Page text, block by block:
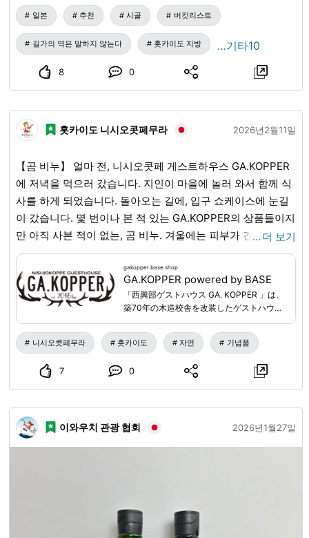
게 완성되었습니다! 그리고 주목 포인트🐟 재활용 가방의
「타라마루」 일러스트는, 현재 키다 킨지로 미술관에서 개최
중인 「고향 어린이 미술전」에서 키다 킨지로 상을 수상하신
없겠죠!🎉 도로휴게소에 오시면 꼭 한번 들어서 확인해 보세
일본 추천 시골 버킷리스트
길가의 역은 말하지 않는다 홋카이도 지방 …기타10
8 0
홋카이도 니시오콧페무라 2026년2월11일
【곰 비누】 얼마 전, 니시오콧페 게스트하우스 GA.KOPPER
에 저녁을 먹으러 갔습니다. 지인이 마을에 놀러 와서 함께 식
사를 하게 되었습니다. 돌아오는 길에, 입구 쇼케이스에 눈길
이 갔습니다. 몇 번이나 본 적 있는 GA.KOPPER의 상품들이지
만 아직 사본 적이 없는, 곰 비누. 겨울에는 피부가 건조하고,
특히 손등이나 손가락 끝의 가려움이 신경 쓰였기 때문에 피
부 거침을 막는 효과가 있다고 해서, 비누를 구입해 보았습니
다. - 이 비누는, 니시오콧페무라에 서식하는 불곰의 기름과
시모카와초산 전나무 잎 오일, 다키노에조산 박하유 등을 배
합하여 만들어진 것입니다. 사냥꾼인 게스트하우스 오너 아사
노 씨가 직접 잡은 곰의 기름이 사용되고 있습니다. 곰이나 사
슴은 농작물, 삼림에 피해를 주는 등의 이유로 유해 야생 동물
로 여겨지지만, 시각을 바꾸면, 짐승들은 니시오콧페무라에게
있어서의 자원이기도 합니다. 가공의 어려움은 있지만 (시간
도 품도, 엄청나게 걸립니다) 모피, 고기, 기름, 뿔… 다양한 부
위가 유효 활용될 수 있습니다. 그중에서도 곰 기름은, 예로부
터 아이누 사람들이 만병통치약으로 사용했습니다. 손가락,
용으로도, 세안용으로도 추천합니다. 곰 밤(bear balm)도 판
매되고 있으므로 관심 있으신 분은 GA.KOPPER를 방문하시
… 더 보기
gakopper.base.shop
GA.KOPPER powered by BASE
「西興部ゲストハウス GA. KOPPER 」は、
築70年の木造校舎を改装したゲストハウス
です。西興部村の特産物や素材を活かした
商品開発と、まちおこしに繋がるアイテム
の販売を実施しています。当館に足を運ん
ただいておりましたが、このGA. KOPPER
KOPPER Facebookページ
ご注文の場合は、全国一律２００円です。
◆配送方法はゆうパック／レターパック／
니시오콧페무라 홋카이도 자연 기념품
7 0
이와우치 관광 협회 2026년1월27일